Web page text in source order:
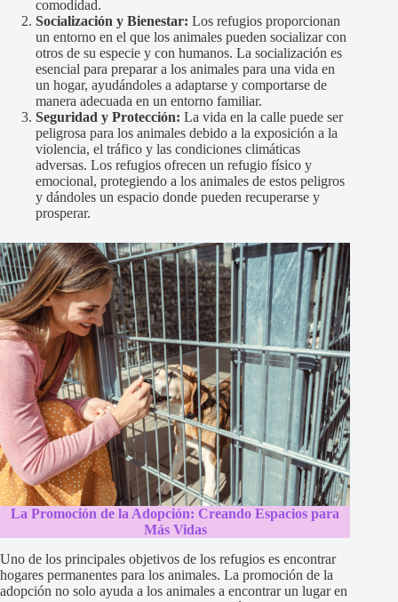
comodidad.
Socialización y Bienestar: Los refugios proporcionan
un entorno en el que los animales pueden socializar con
otros de su especie y con humanos. La socialización es
esencial para preparar a los animales para una vida en
un hogar, ayudándoles a adaptarse y comportarse de
manera adecuada en un entorno familiar.
Seguridad y Protección: La vida en la calle puede ser
peligrosa para los animales debido a la exposición a la
violencia, el tráfico y las condiciones climáticas
adversas. Los refugios ofrecen un refugio físico y
emocional, protegiendo a los animales de estos peligros
y dándoles un espacio donde pueden recuperarse y
prosperar.
La Promoción de la Adopción: Creando Espacios para
Más Vidas
Uno de los principales objetivos de los refugios es encontrar
hogares permanentes para los animales. La promoción de la
adopción no solo ayuda a los animales a encontrar un lugar en